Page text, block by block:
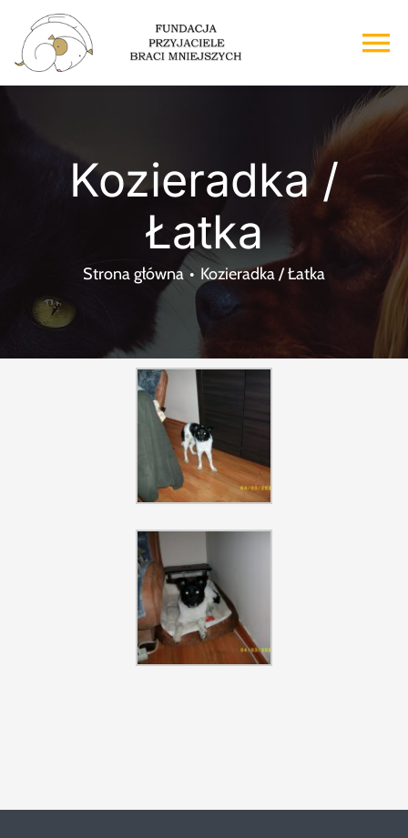
Przejdź
zawartości
Wsparcie
Kontakt
Kozieradka /
Łatka
Strona główna Kozieradka / Łatka